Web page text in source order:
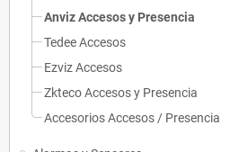
Anviz Accesos y Presencia
Tedee Accesos
Ezviz Accesos
Zkteco Accesos y Presencia
Accesorios Accesos / Presencia